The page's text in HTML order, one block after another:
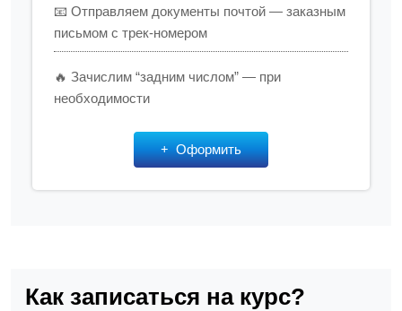
📧 Отправляем документы почтой — заказным
письмом с трек-номером
🔥 Зачислим “задним числом” — при
необходимости
Оформить
Как записаться на курс?